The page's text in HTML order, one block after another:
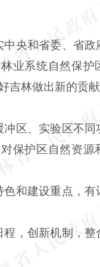
央和省委、省政
业系统自然保护
吉林做出新的贡献
区、实验区不同
保护区自然资源
和建设重点，有
，创新机制，整